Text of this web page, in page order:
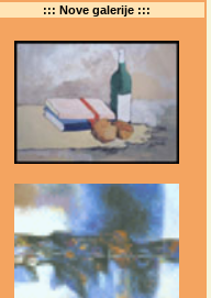
::: Nove galerije :::